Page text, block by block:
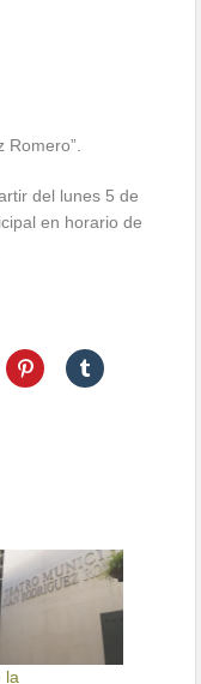
del lunes 5 de
en horario de
la